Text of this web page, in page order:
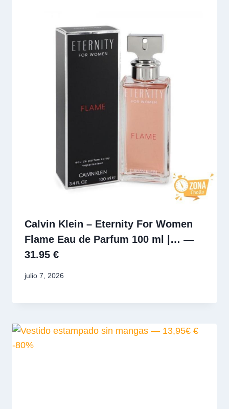
Calvin Klein – Eternity For Women
Flame Eau de Parfum 100 ml |… —
31.95 €
julio 7, 2026